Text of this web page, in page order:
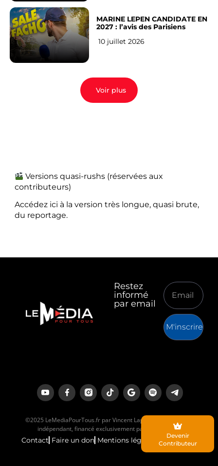
MARINE LEPEN CANDIDATE EN
2027 : l’avis des Parisiens
10 juillet 2026
Voir plus
Versions quasi-rushs (réservées aux
contributeurs)
Accédez ici à la version très longue, quasi brute,
du reportage.
Restez
informé
par email
M'inscrire
©2025 LeMediaPourTous.fr par Vincent Lapierre est un média
indépendant, financé exclusivement par ses lecteurs.
Contact Faire un don Mentions légales
Devenir
Contributeur